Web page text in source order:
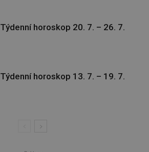
Týdenní horoskop 20. 7. – 26. 7.
Týdenní horoskop 13. 7. – 19. 7.